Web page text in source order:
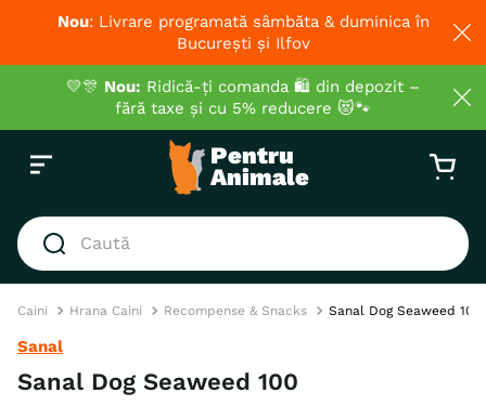
Nou: Livrare programată sâmbăta & duminica în
București și Ilfov
💛🎊 Nou: Ridică-ți comanda 🛍️ din depozit –
fără taxe și cu 5% reducere 😻🐾
Caută
Caini Hrana Caini Recompense & Snacks Sanal Dog Seaweed 100
Sanal
Sanal Dog Seaweed 100